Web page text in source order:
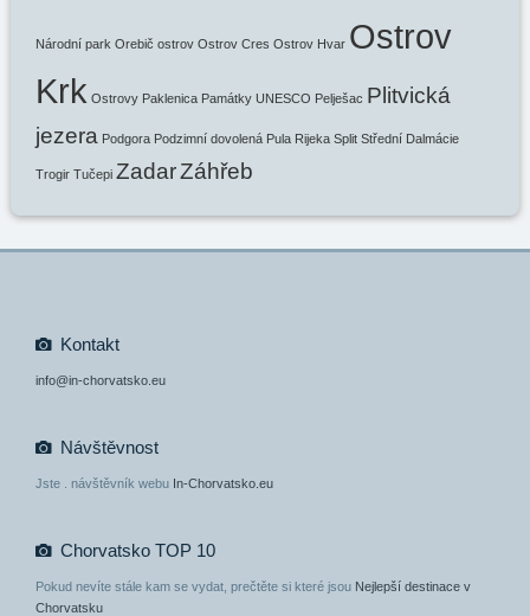
Národní park Orebič ostrov Ostrov Cres Ostrov Hvar Ostrov
Krk Ostrovy Paklenica Památky UNESCO Pelješac Plitvická
jezera Podgora Podzimní dovolená Pula Rijeka Split Střední Dalmácie
Trogir Tučepi ZadarZáhřeb
Kontakt
info@in-chorvatsko.eu
Návštěvnost
Jste . návštěvník webu In-Chorvatsko.eu
Chorvatsko TOP 10
Pokud nevíte stále kam se vydat, prečtěte si které jsou Nejlepší destinace v
Chorvatsku